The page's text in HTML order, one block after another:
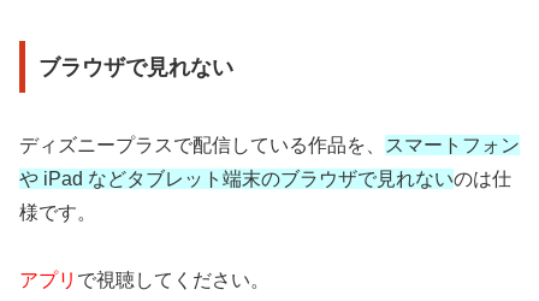
ブラウザで見れない
ディズニープラスで配信している作品を、
スマートフォン
や iPad などタブレット端末のブラウザで見れないのは仕
様です。
アプリ で視聴してください。